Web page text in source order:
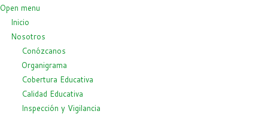
Open menu
Inicio
Nosotros
Conózcanos
Organigrama
Cobertura Educativa
Calidad Educativa
Inspección y Vigilancia